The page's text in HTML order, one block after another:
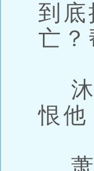
到
亡？
沐
恨他